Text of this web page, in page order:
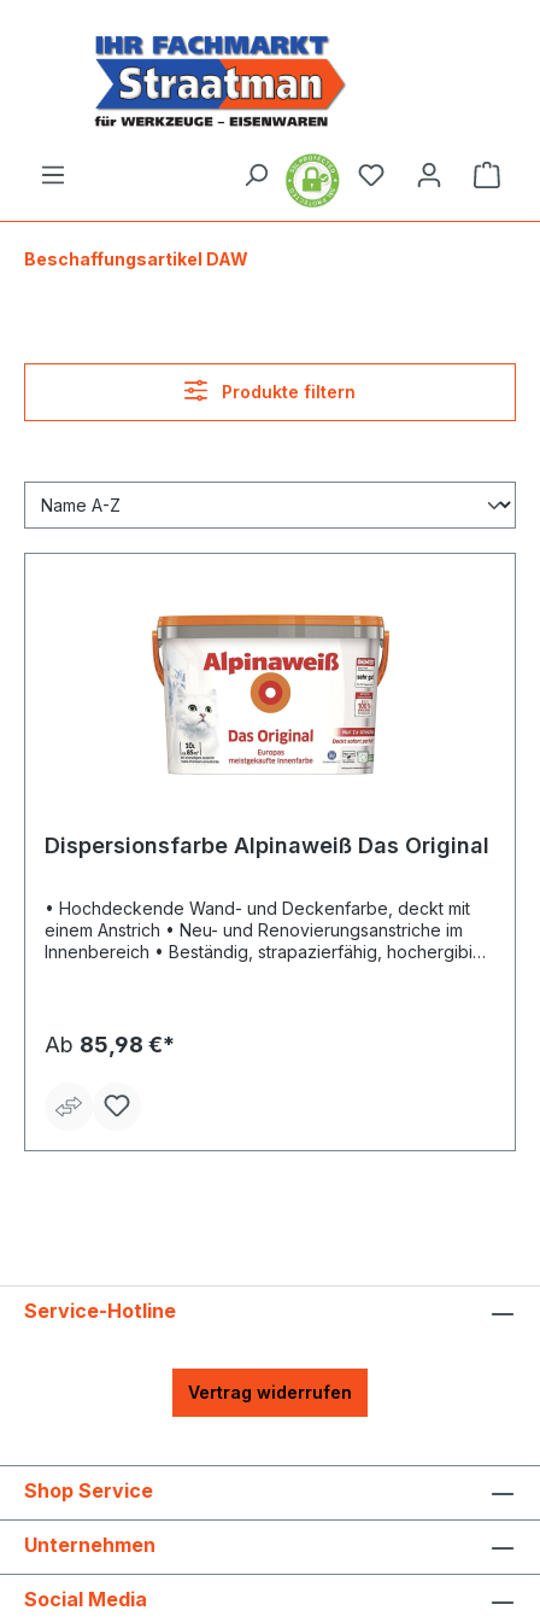
Beschaffungsartikel DAW
Produkte filtern
Dispersionsfarbe Alpinaweiß Das Original
• Hochdeckende Wand- und Deckenfarbe, deckt mit
einem Anstrich • Neu- und Renovierungsanstriche im
Innenbereich • Beständig, strapazierfähig, hochergibig
Wasserbaisert • Tropfgehemmt • Reichweite ca. 6,5
m²/l, je nach Saugfähigkeit des Untergrundes •
nach ca. 6 Stunden • Für Putz, Beton, Mauerwerk,
Ab 85,98 €*
Service-Hotline
Vertrag widerrufen
Shop Service
Unternehmen
Social Media